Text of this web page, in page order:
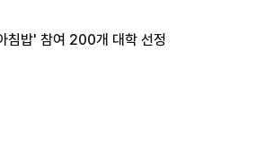
침밥' 참여 200개 대학 선정